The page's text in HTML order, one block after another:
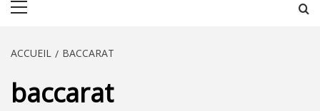
ACCUEIL BACCARAT
baccarat